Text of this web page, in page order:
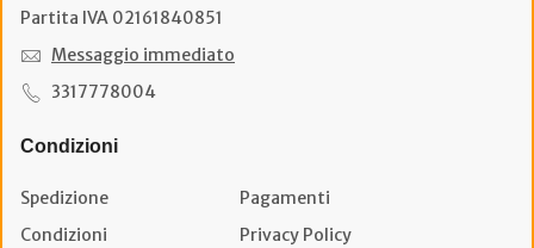
Partita IVA 02161840851
Messaggio immediato
3317778004
Condizioni
Spedizione
Pagamenti
Condizioni
Privacy Policy